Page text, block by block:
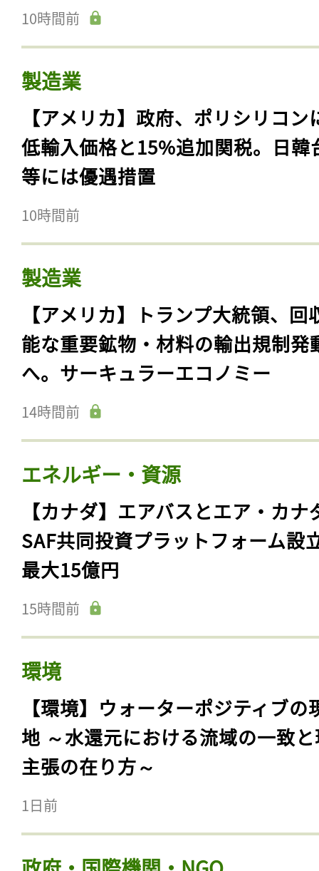
10時間前
製造業
【アメリカ】政府、ポリシリコン
低輸入価格と15%追加関税。日韓
等には優遇措置
10時間前
製造業
【アメリカ】トランプ大統領、回
能な重要鉱物・材料の輸出規制発
へ。サーキュラーエコノミー
14時間前
エネルギー・資源
【カナダ】エアバスとエア・カナ
SAF共同投資プラットフォーム設
最大15億円
15時間前
環境
【環境】ウォーターポジティブの
地 ～水還元における流域の一致
主張の在り方～
1日前